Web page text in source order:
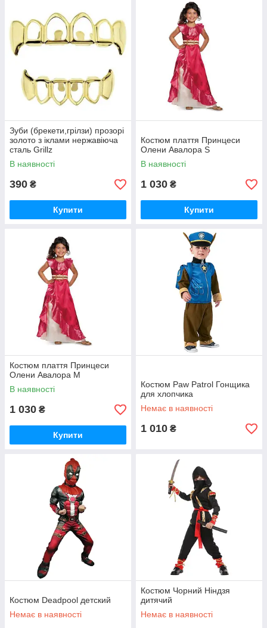
Зуби (брекети,грілзи) прозорі
золото з іклами нержавіюча
сталь Grillz
В наявності
390 ₴
Купити
Костюм плаття Принцеси
Олени Авалора S
В наявності
1 030 ₴
Купити
Костюм плаття Принцеси
Олени Авалора M
В наявності
1 030 ₴
Купити
Костюм Paw Patrol Гонщика
для хлопчика
Немає в наявності
1 010 ₴
Костюм Deadpool детский
Немає в наявності
Костюм Чорний Ніндзя
дитячий
Немає в наявності